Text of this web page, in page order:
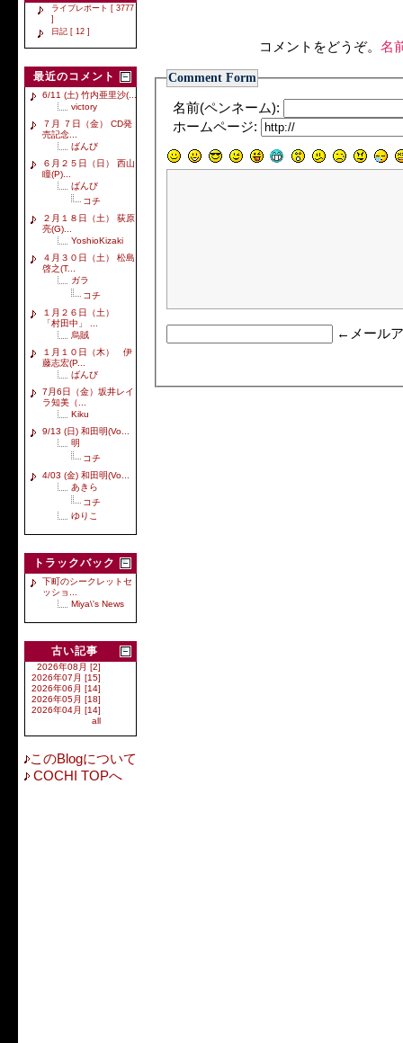
ライブレポート [ 3777
]
日記 [ 12 ]
最近のコメント
6/11 (土) 竹内亜里沙(...
victory
７月 ７日（金） CD発
売記念...
ばんび
６月２５日（日） 西山
瞳(P)...
ばんび
コチ
２月１８日（土） 荻原
亮(G)...
YoshioKizaki
４月３０日（土） 松島
啓之(T...
ガラ
コチ
１月２６日（土）
「村田中」 ...
烏賊
１月１０日（木） 伊
藤志宏(P...
ばんび
7月6日（金）坂井レイ
ラ知美（...
Kiku
9/13 (日) 和田明(Vo...
明
コチ
4/03 (金) 和田明(Vo...
あきら
コチ
ゆりこ
トラックバック
下町のシークレットセ
ッショ...
Miya\'s News
古い記事
2026年08月 [2]
2026年07月 [15]
2026年06月 [14]
2026年05月 [18]
2026年04月 [14]
all
このBlogについて
COCHI TOPへ
コメントをどうぞ。 名
Comment Form
名前(ペンネーム):
ホームページ:
←メール